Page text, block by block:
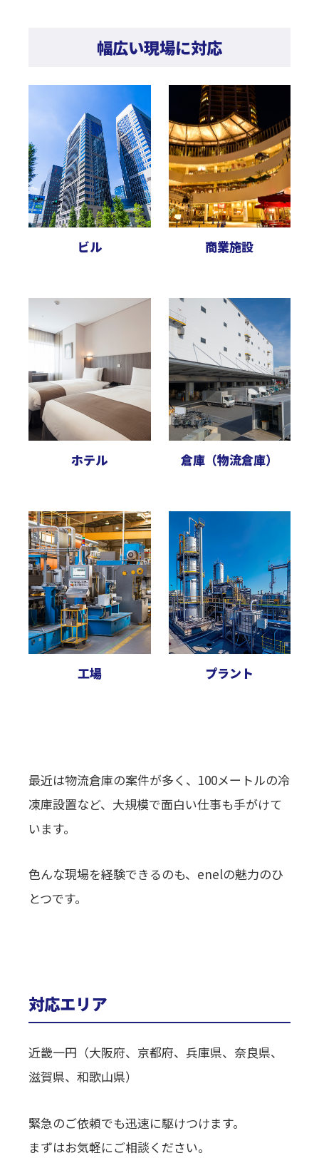
幅広い現場に対応
ビル 商業施設
ホテル 倉庫（物流倉庫）
工場 プラント
最近は物流倉庫の案件が多く、100メートルの冷
凍庫設置など、大規模で面白い仕事も手がけて
います。
色んな現場を経験できるのも、enelの魅力のひ
とつです。
対応エリア
近畿一円（大阪府、京都府、兵庫県、奈良県、
滋賀県、和歌山県）
緊急のご依頼でも迅速に駆けつけます。
まずはお気軽にご相談ください。